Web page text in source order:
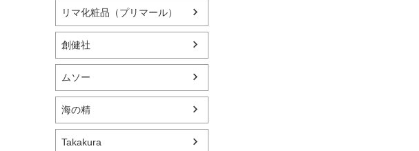
リマ化粧品（プリマール）
創健社
ムソー
海の精
Takakura